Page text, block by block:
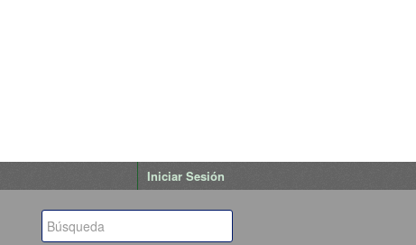
Iniciar Sesión